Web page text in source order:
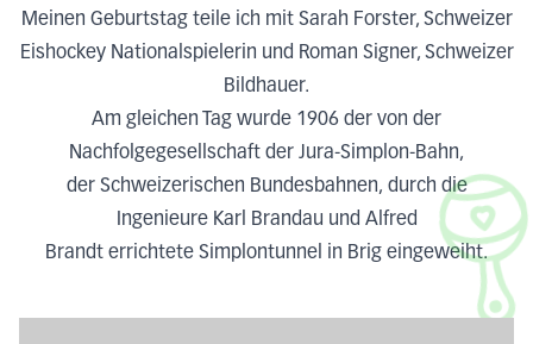
Meinen Geburtstag teile ich mit Sarah Forster, Schweizer
Eishockey Nationalspielerin und Roman Signer, Schweizer
Bildhauer.
Am gleichen Tag wurde 1906 der von der
Nachfolgegesellschaft der Jura-Simplon-Bahn,
der Schweizerischen Bundesbahnen, durch die
Ingenieure Karl Brandau und Alfred
Brandt errichtete Simplontunnel in Brig eingeweiht.